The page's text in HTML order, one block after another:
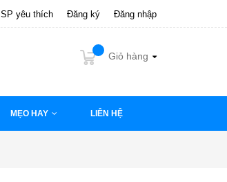
SP yêu thích Đăng ký Đăng nhập
Giỏ hàng
MẸO HAY LIÊN HỆ